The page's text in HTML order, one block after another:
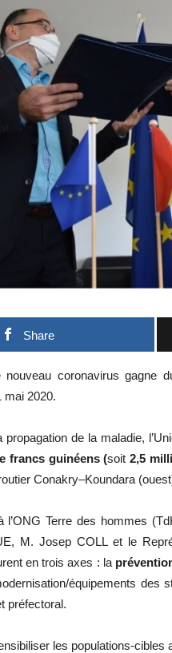
Share
nouveau coronavirus gagne
mai 2020.
de la maladie,
francs guinéens (soit 2,5
Conakry–Koundara
l’ONG Terre des hommes
M. Josep COLL et le
en trois axes : la
équipements des
préfectoral.
les populations-